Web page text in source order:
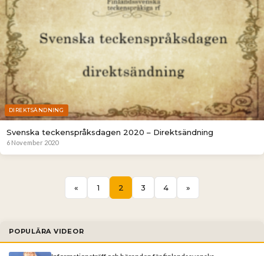
DIREKTSÄNDNING
Svenska teckenspråksdagen 2020 – Direktsändning
6 November 2020
« 1 2 3 4 »
POPULÄRA VIDEOR